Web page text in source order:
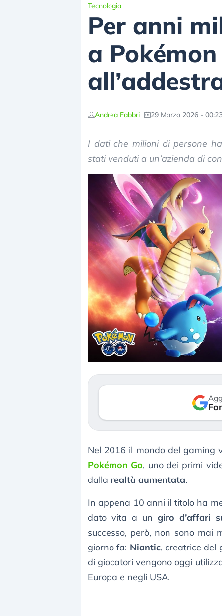
Tecnologia
Per anni
a
Andrea Fabbri 29 Marzo 2026 - 00:23
I dati che milioni di persone
stati venduti a un’azienda di
Nel 2016 il mondo del gaming
Pokémon Go, uno dei primi
dalla realtà aumentata.
In appena 10 anni il titolo ha
dato vita a ungiro d’affari
successo, però, non sono mai
giorno fa: Niantic, creatrice del
di giocatori vengono oggi
Europa e negli USA.
Dalle valutazioni
correzione. Cosa sta
repricing degli asset?
3 agosto 2026